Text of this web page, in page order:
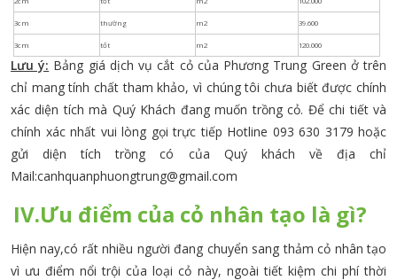
Lưu ý: Bảng giá dịch vụ cắt cỏ của Phương Trung Green ở trên
chỉ mang tính chất tham khảo, vì chúng tôi chưa biết được chính
xác diện tích mà Quý Khách đang muốn trồng cỏ. Để chi tiết và
chính xác nhất vui lòng gọi trực tiếp Hotline 093 630 3179 hoặc
gửi diện tích trồng có của Quý khách về địa chỉ
Mail:canhquanphuongtrung@gmail.com
IV.Ưu điểm của cỏ nhân tạo là gì?
Hiện nay,có rất nhiều người đang chuyển sang thảm cỏ nhân tạo
vì ưu điểm nổi trội của loại cỏ này, ngoài tiết kiệm chi phí thời